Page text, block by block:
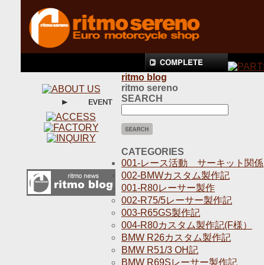
ritmo blog
ritmo sereno
SEARCH
CATEGORIES
001-レース活動 サーキット関係
002-BMWカスタム製作記
001-R80レーサー製作
002-R75/5レーサー製作記
003-R65GS製作記
004-R80カスタム製作記(F様）
BMW R26カスタム製作記
BMW R51/3 OH記
BMW R69Sレーサー製作記